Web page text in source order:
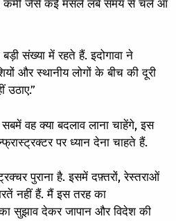
कमी जैसे कई मसले लंबे समय से चले आ
बड़ी संख्या में रहते हैं. इदोगावा ने
और स्थानीय लोगों के बीच की दूरी
वह क्या बदलाव लाना चाहेंगे, इस
पर ध्यान देना चाहते हैं.
पुराना है. इसमें दफ़्तरों, रेस्तराओं
नहीं हैं. मैं इस तरह का
सुझाव देकर जापान और विदेश की